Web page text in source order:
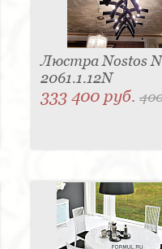
Люстра Nostos
2061.1.12N
333 400 руб.